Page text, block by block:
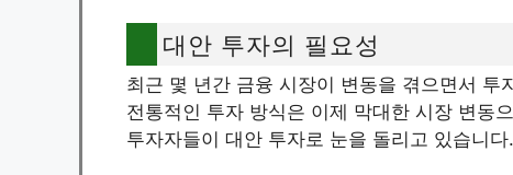
대안 투자의 필요성
최근 몇 년간 금융 시장이 변동을 겪으면서
전통적인 투자 방식은 이제 막대한 시장 변동
투자자들이 대안 투자로 눈을 돌리고 있습니다.